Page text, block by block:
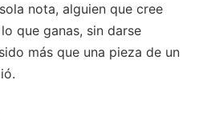
nota, alguien que cree
que ganas, sin darse
más que una pieza de un